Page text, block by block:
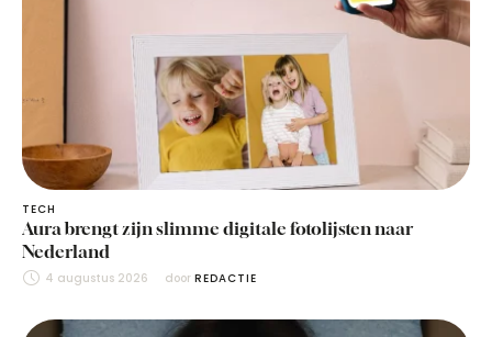
TECH
Aura brengt zijn slimme digitale fotolijsten naar
Nederland
4 augustus 2026 door REDACTIE